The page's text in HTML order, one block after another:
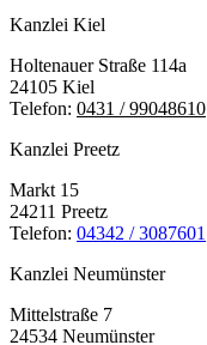
Kanzlei Kiel
Holtenauer Straße 114a
24105 Kiel
Telefon: 0431 / 99048610
Kanzlei Preetz
Markt 15
24211 Preetz
Telefon: 04342 / 3087601
Kanzlei Neumünster
Mittelstraße 7
24534 Neumünster